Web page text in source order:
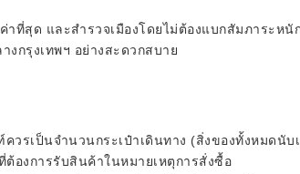
าที่สุด และสำรวจเมืองโดยไม่ต้องแบกสัมภาระหนั
งกรุงเทพฯ อย่างสะดวกสบาย
รเป็นจำนวนกระเป๋าเดินทาง (สิ่งของทั้งหมดนับ
องการรับสินค้าในหมายเหตุการสั่งซื้อ